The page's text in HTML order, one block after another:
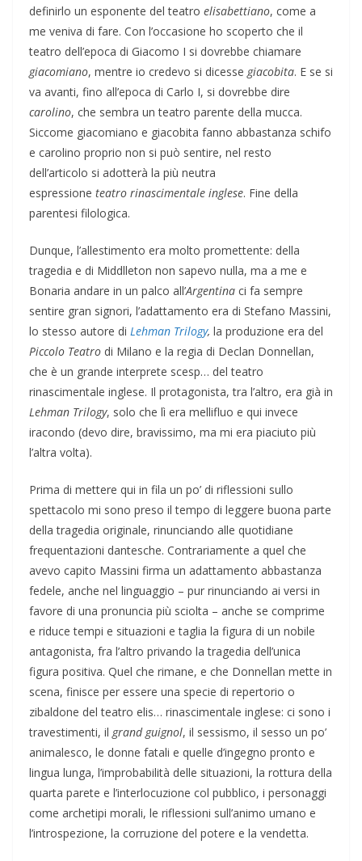
definirlo un esponente del teatro elisabettiano, come a
me veniva di fare. Con l’occasione ho scoperto che il
teatro dell’epoca di Giacomo I si dovrebbe chiamare
giacomiano, mentre io credevo si dicesse giacobita. E se si
va avanti, fino all’epoca di Carlo I, si dovrebbe dire
carolino, che sembra un teatro parente della mucca.
Siccome giacomiano e giacobita fanno abbastanza schifo
e carolino proprio non si può sentire, nel resto
dell’articolo si adotterà la più neutra
espressione teatro rinascimentale inglese. Fine della
parentesi filologica.
Dunque, l’allestimento era molto promettente: della
tragedia e di Middlleton non sapevo nulla, ma a me e
Bonaria andare in un palco all’Argentina ci fa sempre
sentire gran signori, l’adattamento era di Stefano Massini,
lo stesso autore di Lehman Trilogy, la produzione era del
Piccolo Teatro di Milano e la regia di Declan Donnellan,
che è un grande interprete scesp… del teatro
rinascimentale inglese. Il protagonista, tra l’altro, era già in
Lehman Trilogy, solo che lì era mellifluo e qui invece
iracondo (devo dire, bravissimo, ma mi era piaciuto più
l’altra volta).
Prima di mettere qui in fila un po’ di riflessioni sullo
spettacolo mi sono preso il tempo di leggere buona parte
della tragedia originale, rinunciando alle quotidiane
frequentazioni dantesche. Contrariamente a quel che
avevo capito Massini firma un adattamento abbastanza
fedele, anche nel linguaggio – pur rinunciando ai versi in
favore di una pronuncia più sciolta – anche se comprime
e riduce tempi e situazioni e taglia la figura di un nobile
antagonista, fra l’altro privando la tragedia dell’unica
figura positiva. Quel che rimane, e che Donnellan mette in
scena, finisce per essere una specie di repertorio o
zibaldone del teatro elis… rinascimentale inglese: ci sono i
travestimenti, il grand guignol, il sessismo, il sesso un po’
animalesco, le donne fatali e quelle d’ingegno pronto e
lingua lunga, l’improbabilità delle situazioni, la rottura della
quarta parete e l’interlocuzione col pubblico, i personaggi
come archetipi morali, le riflessioni sull’animo umano e
l’introspezione, la corruzione del potere e la vendetta.